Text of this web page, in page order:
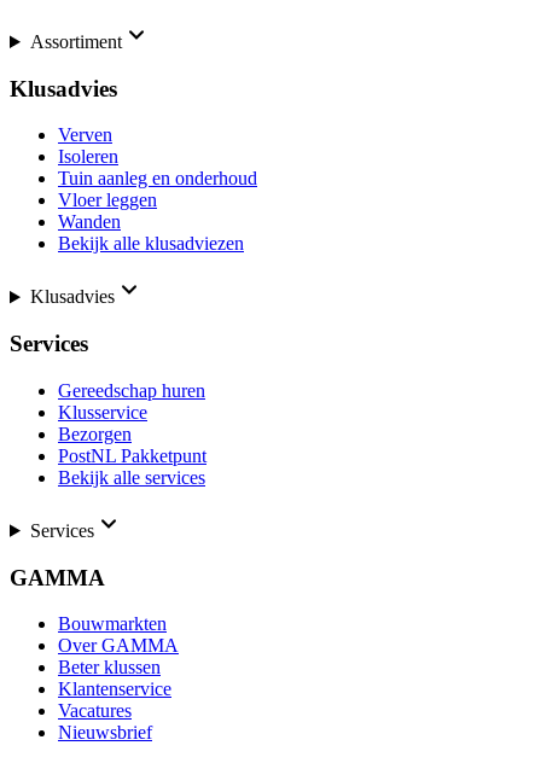
Assortiment
Klusadvies
Verven
Isoleren
Tuin aanleg en onderhoud
Vloer leggen
Wanden
Bekijk alle klusadviezen
Klusadvies
Services
Gereedschap huren
Klusservice
Bezorgen
PostNL Pakketpunt
Bekijk alle services
Services
GAMMA
Bouwmarkten
Over GAMMA
Beter klussen
Klantenservice
Vacatures
Nieuwsbrief